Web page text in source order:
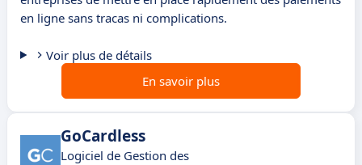
en ligne sans tracas ni complications.
Voir plus de détails
En savoir plus
GoCardless
Logiciel de Gestion des